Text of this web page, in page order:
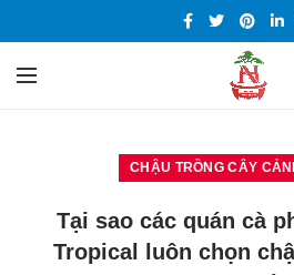
CHẬU TRỒNG CÂY
Tại sao các quán cà
Tropical luôn chọn